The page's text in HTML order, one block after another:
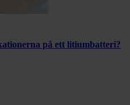
på ett litiumbatteri?